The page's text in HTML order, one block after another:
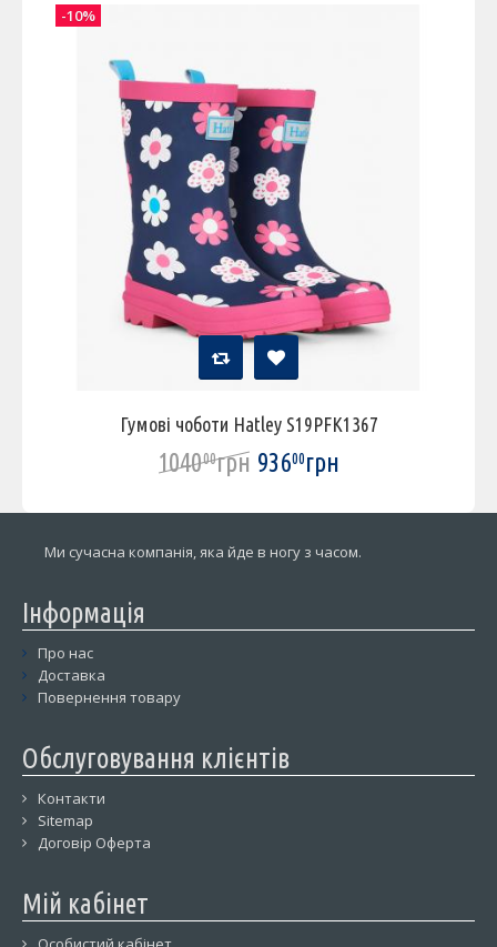
Гумові чоботи Hatley S19PFK1367
104000грн 93600грн
-10%
Ми сучасна компанія, яка йде в ногу з часом.
Інформація
Про нас
Доставка
Повернення товару
Обслуговування клієнтів
Контакти
Sitemap
Договір Оферта
Мій кабінет